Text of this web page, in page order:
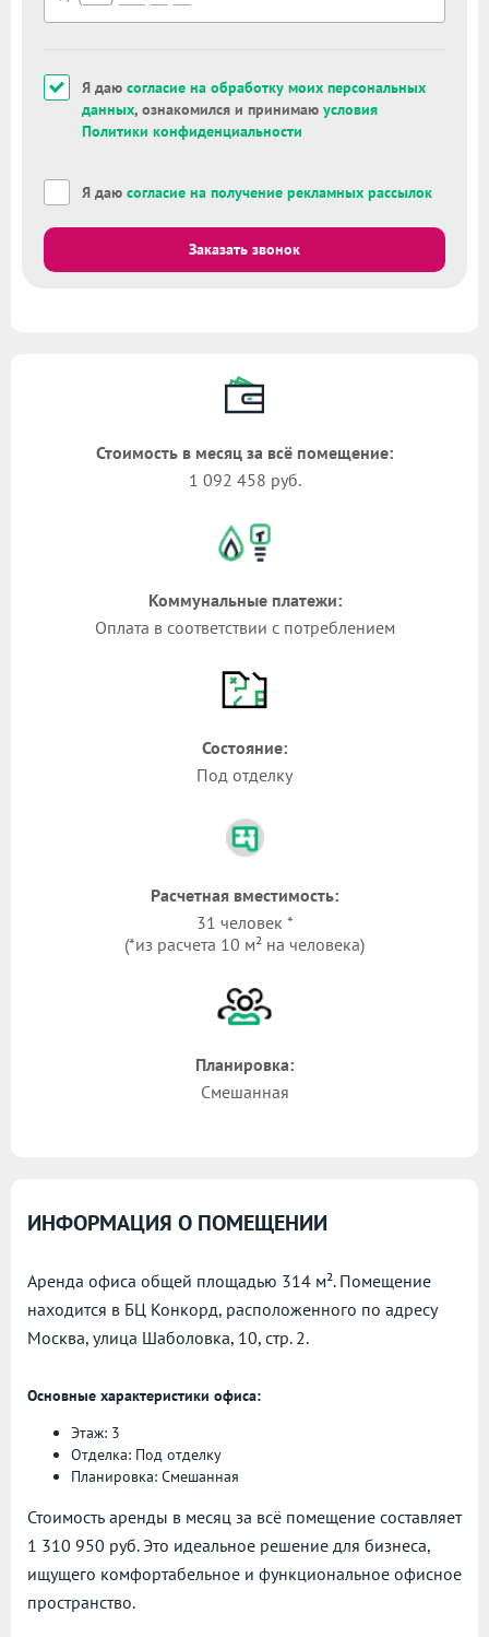
Я даю согласие на обработку моих персональных
данных, ознакомился и принимаю условия
Политики конфиденциальности
Я даю согласие на получение рекламных рассылок
Заказать звонок
Стоимость в месяц за всё помещение:
1 092 458 руб.
Коммунальные платежи:
Оплата в соответствии с потреблением
Состояние:
Под отделку
Расчетная вместимость:
31 человек *
(*из расчета 10 м² на человека)
Планировка:
Смешанная
ИНФОРМАЦИЯ О ПОМЕЩЕНИИ
Аренда офиса общей площадью 314 м². Помещение
находится в БЦ Конкорд, расположенного по адресу
Москва, улица Шаболовка, 10, стр. 2.
Основные характеристики офиса:
Этаж: 3
Отделка: Под отделку
Планировка: Смешанная
Стоимость аренды в месяц за всё помещение составляет
1 310 950 руб. Это идеальное решение для бизнеса,
ищущего комфортабельное и функциональное офисное
пространство.